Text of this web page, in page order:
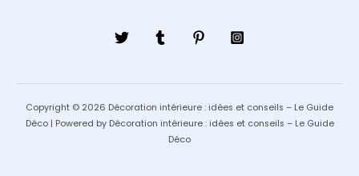
Copyright © 2026 Décoration intérieure : idées et conseils – Le Guide
Déco | Powered by Décoration intérieure : idées et conseils – Le Guide
Déco